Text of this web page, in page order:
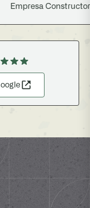
Empresa Constructora